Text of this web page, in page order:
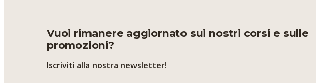
Vuoi rimanere aggiornato sui nostri corsi e sulle
promozioni?
Iscriviti alla nostra newsletter!